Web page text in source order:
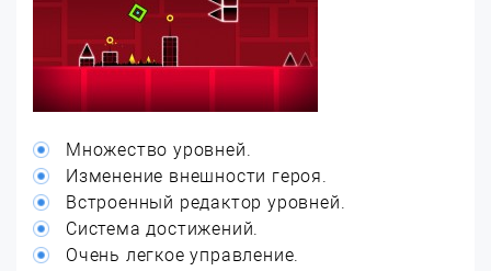
Множество уровней.
Изменение внешности героя.
Встроенный редактор уровней.
Система достижений.
Очень легкое управление.